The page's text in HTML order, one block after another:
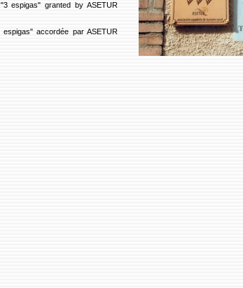
espigas" granted by ASETUR
accordée par ASETUR